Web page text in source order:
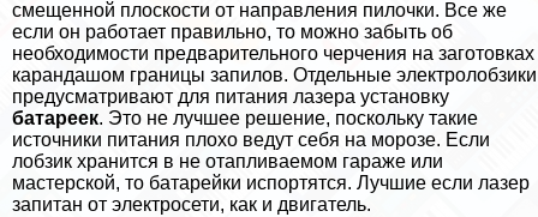
смещенной плоскости от направления пилочки. Все же
если он работает правильно, то можно забыть об
необходимости предварительного черчения на заготовках
карандашом границы запилов. Отдельные электролобзики
предусматривают для питания лазера установку
батареек. Это не лучшее решение, поскольку такие
источники питания плохо ведут себя на морозе. Если
лобзик хранится в не отапливаемом гараже или
мастерской, то батарейки испортятся. Лучшие если лазер
запитан от электросети, как и двигатель.